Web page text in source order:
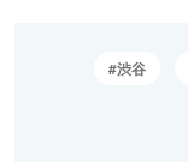
渋谷